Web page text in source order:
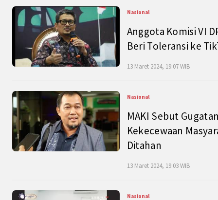
Nasional
Anggota Komisi VI
Beri Toleransi ke
13 Maret 2024, 19:07 WIB
Nasional
MAKI Sebut
Kekecewaan
Ditahan
13 Maret 2024, 19:03 WIB
Nasional